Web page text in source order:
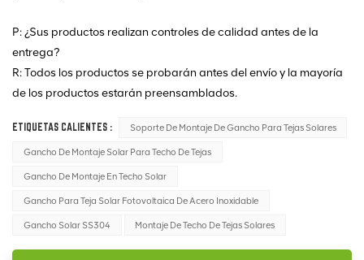
P: ¿Sus productos realizan controles de calidad antes de la
entrega?
R: Todos los productos se probarán antes del envío y la mayoría
de los productos estarán preensamblados.
ETIQUETAS CALIENTES : Soporte De Montaje De Gancho Para Tejas Solares
Gancho De Montaje Solar Para Techo De Tejas
Gancho De Montaje En Techo Solar
Gancho Para Teja Solar Fotovoltaica De Acero Inoxidable
Gancho Solar SS304 Montaje De Techo De Tejas Solares